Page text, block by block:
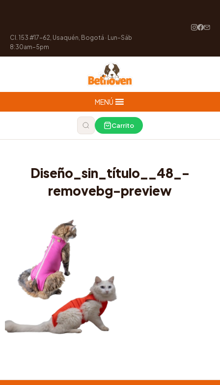
Cl. 153 #17-62, Usaquén, Bogotá · Lun–Sáb
8:30am–5pm
MENÚ
Carrito
Diseño_sin_título__48_-
removebg-preview